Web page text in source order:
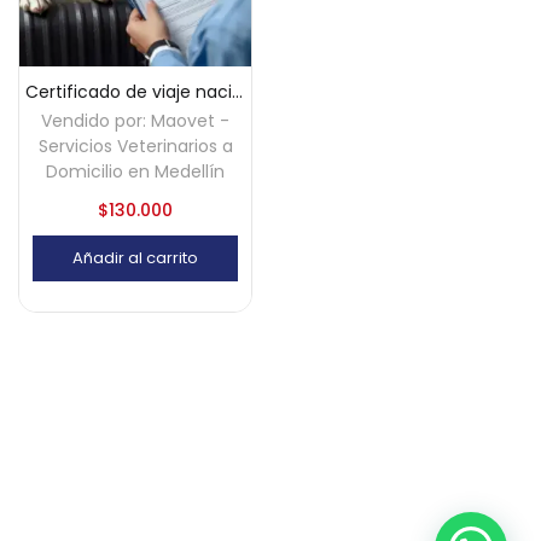
Certificado de viaje nacional para mascotas – Medellín
Vendido por: Maovet -
Servicios Veterinarios a
Domicilio en Medellín
$130.000
Añadir al carrito